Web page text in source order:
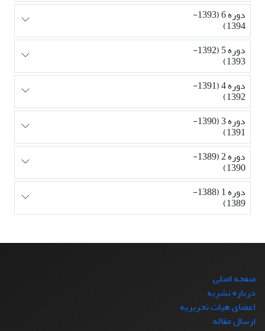
دوره 6 (1393-
1394)
دوره 5 (1392-
1393)
دوره 4 (1391-
1392)
دوره 3 (1390-
1391)
دوره 2 (1389-
1390)
دوره 1 (1388-
1389)
صفحه اصلی
درباره نشریه
اعضای هیات تحریریه
ارسال مقاله